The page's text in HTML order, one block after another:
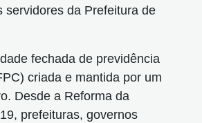
servidores da Prefeitura de
fechada de previdência
criada e mantida por um
Desde a Reforma da
prefeituras, governos